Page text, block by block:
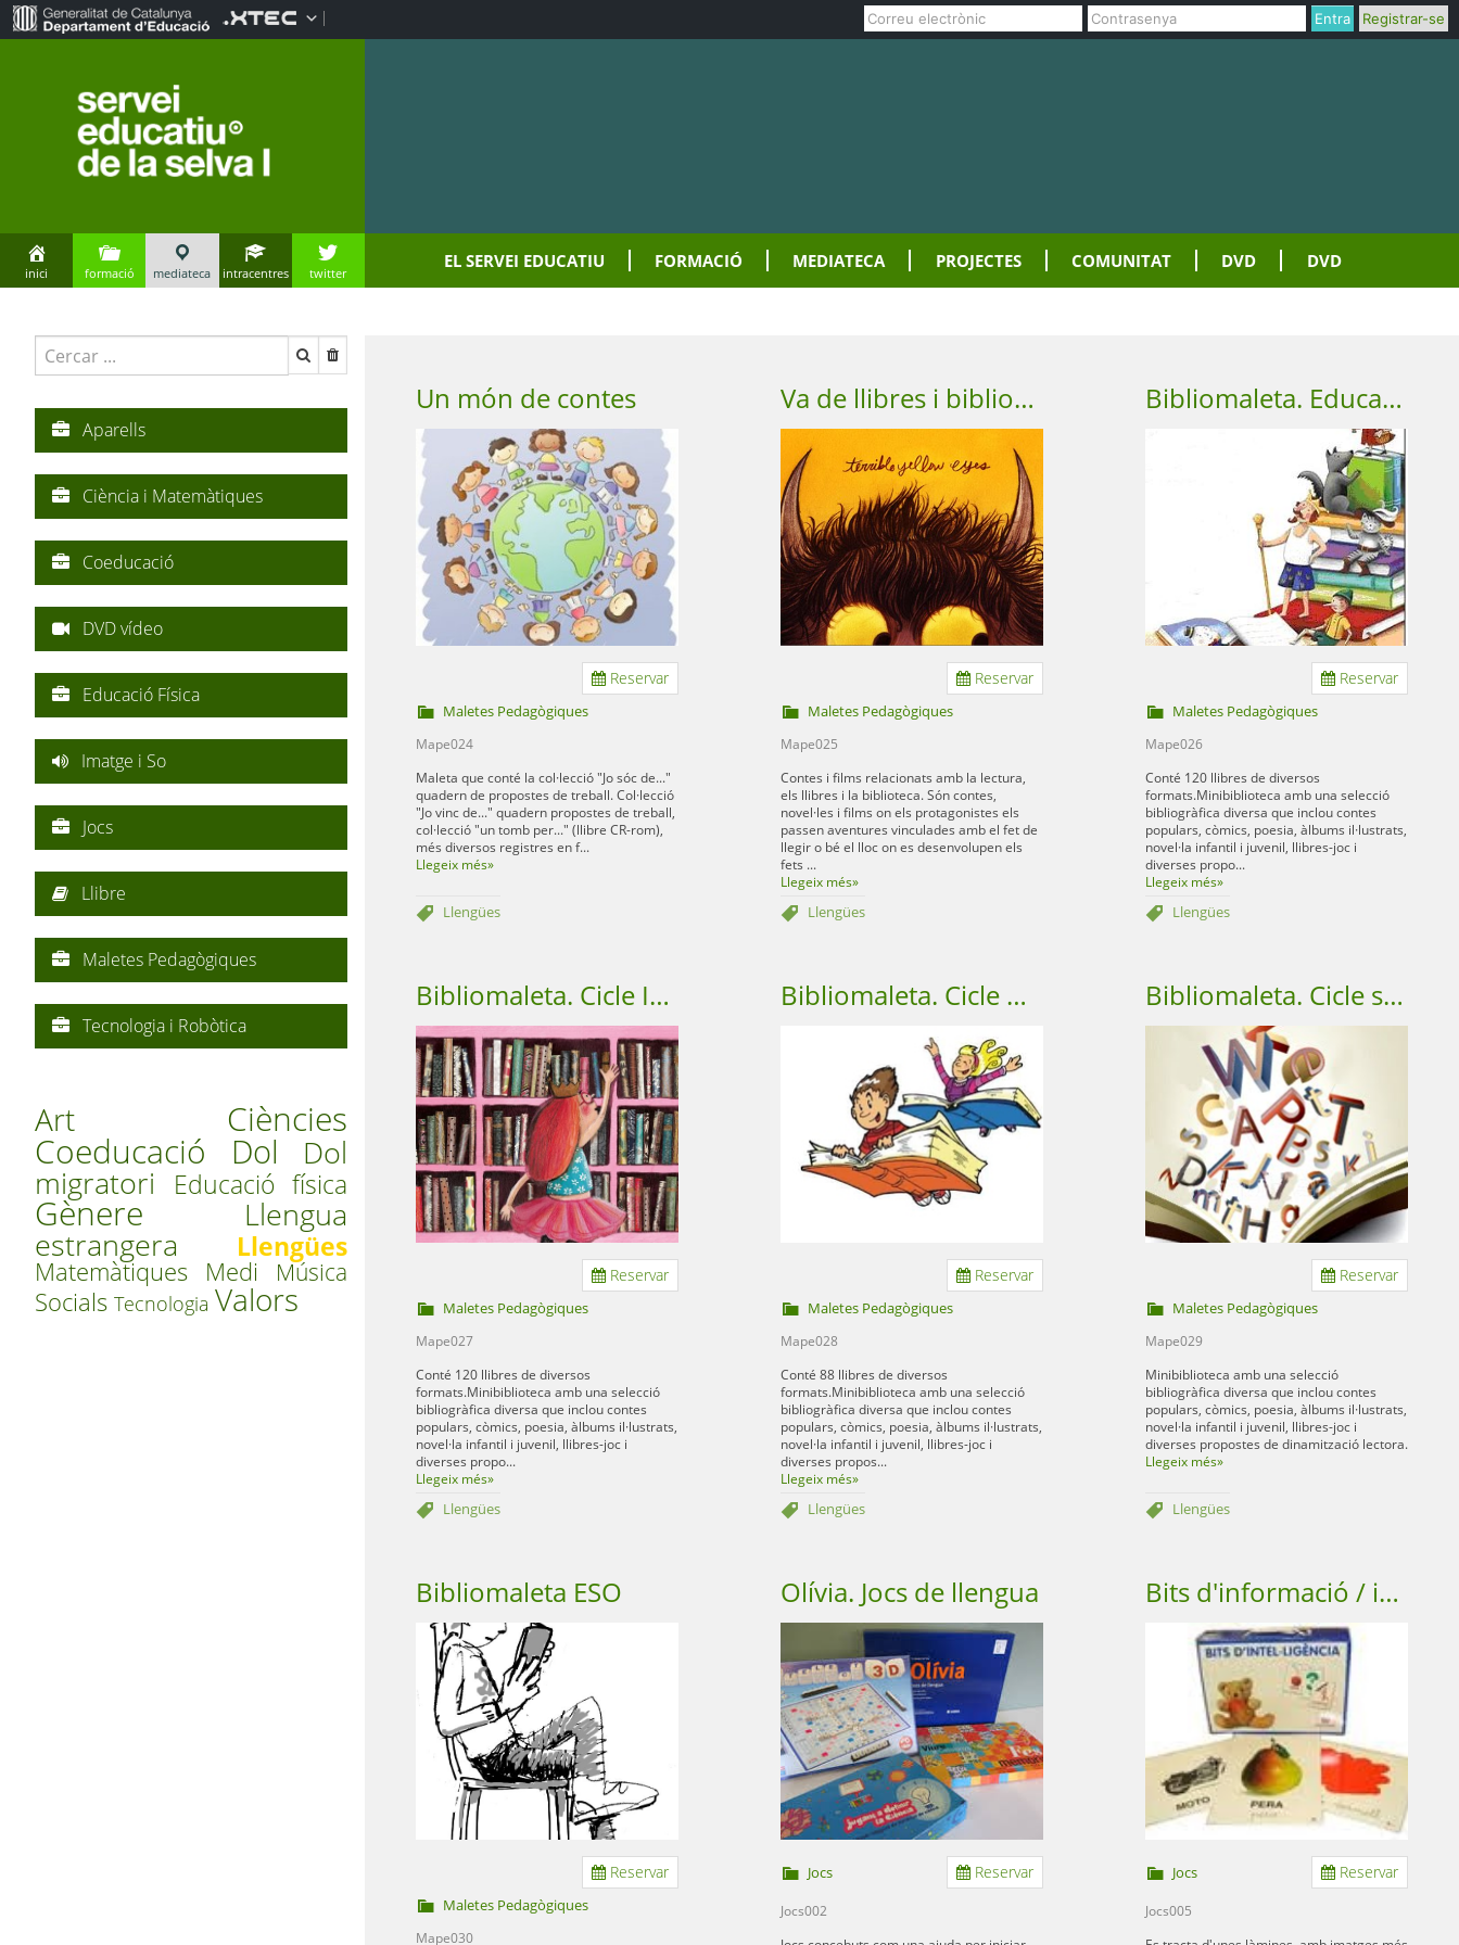
Entra Registrar-se
inici formació mediateca intracentres twitter
EL SERVEI EDUCATIU FORMACIÓ MEDIATECA PROJECTES COMUNITAT DVD DVD
Un món de contes
Reservar
Maletes Pedagògiques
Mape024
Maleta que conté la col·lecció "Jo sóc de..."
quadern de propostes de treball. Col·lecció
"Jo vinc de..." quadern propostes de treball,
col·lecció "un tomb per..." (llibre CR-rom),
més diversos registres en f...
Llegeix més»
Llengües
Va de llibres i biblioteca
Reservar
Maletes Pedagògiques
Mape025
Contes i films relacionats amb la lectura,
els llibres i la biblioteca. Són contes,
novel·les i films on els protagonistes els
passen aventures vinculades amb el fet de
llegir o bé el lloc on es desenvolupen els
fets ...
Llegeix més»
Llengües
Bibliomaleta. Educació Infantil
Reservar
Maletes Pedagògiques
Mape026
Conté 120 llibres de diversos
formats.Minibiblioteca amb una selecció
bibliogràfica diversa que inclou contes
populars, còmics, poesia, àlbums il·lustrats,
novel·la infantil i juvenil, llibres-joc i
diverses propo...
Llegeix més»
Llengües
Bibliomaleta. Cicle Inicial
Reservar
Maletes Pedagògiques
Mape027
Conté 120 llibres de diversos
formats.Minibiblioteca amb una selecció
bibliogràfica diversa que inclou contes
populars, còmics, poesia, àlbums il·lustrats,
novel·la infantil i juvenil, llibres-joc i
diverses propo...
Llegeix més»
Llengües
Bibliomaleta. Cicle mitjà
Reservar
Maletes Pedagògiques
Mape028
Conté 88 llibres de diversos
formats.Minibiblioteca amb una selecció
bibliogràfica diversa que inclou contes
populars, còmics, poesia, àlbums il·lustrats,
novel·la infantil i juvenil, llibres-joc i
diverses propos...
Llegeix més»
Llengües
Bibliomaleta. Cicle superior
Reservar
Maletes Pedagògiques
Mape029
Minibiblioteca amb una selecció
bibliogràfica diversa que inclou contes
populars, còmics, poesia, àlbums il·lustrats,
novel·la infantil i juvenil, llibres-joc i
diverses propostes de dinamització lectora.
Llegeix més»
Llengües
Bibliomaleta ESO
Reservar
Maletes Pedagògiques
Mape030
Olívia. Jocs de llengua
Reservar
Jocs
Jocs002
Bits d'informació / intel·ligència
Reservar
Jocs
Jocs005
Aparells
Ciència i Matemàtiques
Coeducació
DVD vídeo
Educació Física
Imatge i So
Jocs
Llibre
Maletes Pedagògiques
Tecnologia i Robòtica
Art Ciències
Coeducació Dol Dol
migratori Educació física
Gènere Llengua
estrangera Llengües
Matemàtiques Medi Música
Socials Tecnologia Valors